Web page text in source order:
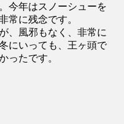
今年はスノーシューを
常に残念です。
、風邪もなく、非常に
にいっても、王ヶ頭で
ったです。